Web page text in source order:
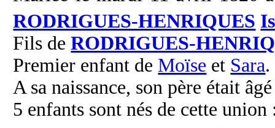
RODRIGUES-HENRIQUES
Fils deRODRIGUES-
Premier enfant de Moïse et Sara.
A sa naissance, son père était
5 enfants sont nés de cette union